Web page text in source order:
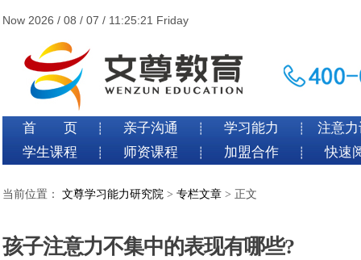
Now 2026 / 08 / 07 / 11:25:22 Friday
首 页 ┊ 亲子沟通 ┊ 学习能力 ┊
注意
学生课程
┊ 师资课程 ┊ 加盟合作 ┊ 快速
当前位置： 文尊学习能力研究院 > 专栏文章 > 正文
孩子注意力不集中的表现有哪些?